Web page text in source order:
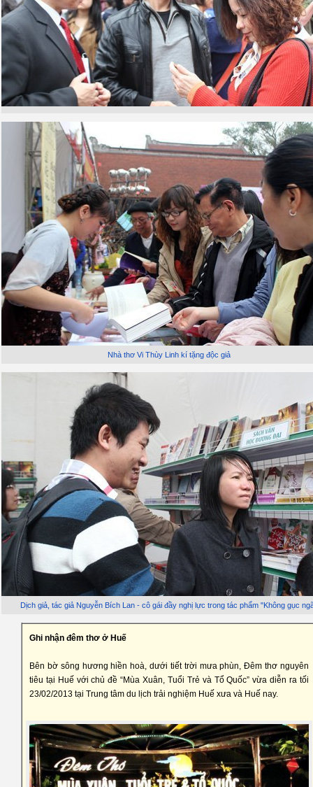
Nhà thơ Vi Thùy Linh kí tặng độc giả
Dịch giả, tác giả Nguyễn Bích Lan - cô gái đầy nghị lực trong tác phẩm "Không gục
Ghi nhận đêm thơ ở Huế
Bên bờ sông hương hiền hoà, dưới tiết trời mưa phùn, Đêm thơ nguyên
tiêu tại Huế với chủ đề “Mùa Xuân, Tuổi Trẻ và Tổ Quốc” vừa diễn ra tối
23/02/2013 tại Trung tâm du lịch trải nghiệm Huế xưa và Huế nay.